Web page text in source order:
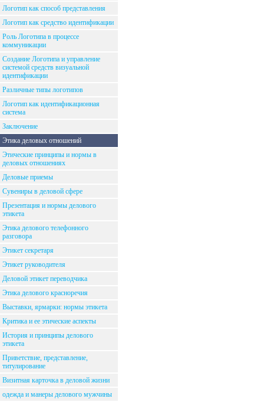
Логотип как способ представления
Логотип как средство идентификации
Роль Логотипа в процессе
коммуникации
Создание Логотипа и управление
системой средств визуальной
идентификации
Различные типы логотипов
Логотип как идентификационная
система
Заключение
Этика деловых отношений
Этические принципы и нормы в
деловых отношениях
Деловые приемы
Сувениры в деловой сфере
Презентация и нормы делового
этикета
Этика делового телефонного
разговора
Этикет секретаря
Этикет руководителя
Деловой этикет переводчика
Этика делового красноречия
Выставки, ярмарки: нормы этикета
Критика и ее этические аспекты
История и принципы делового
этикета
Приветствие, представление,
титулирование
Визитная карточка в деловой жизни
одежда и манеры делового мужчины